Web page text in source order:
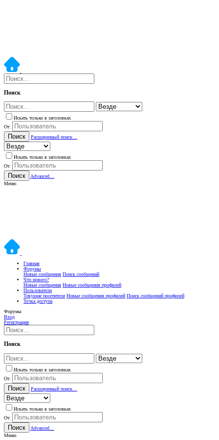
Поиск
Искать только в заголовках
От:
Поиск Расширенный поиск…
Искать только в заголовках
От:
Поиск
Advanced…
Меню
Главная
Форумы
Новые сообщения Поиск сообщений
Что нового?
Новые сообщения Новые сообщения профилей
Пользователи
Текущие посетители Новые сообщения профилей Поиск сообщений профилей
Точка доступа
Форумы
Вход
Регистрация
Поиск
Искать только в заголовках
От:
Поиск Расширенный поиск…
Искать только в заголовках
От:
Поиск
Advanced…
Меню